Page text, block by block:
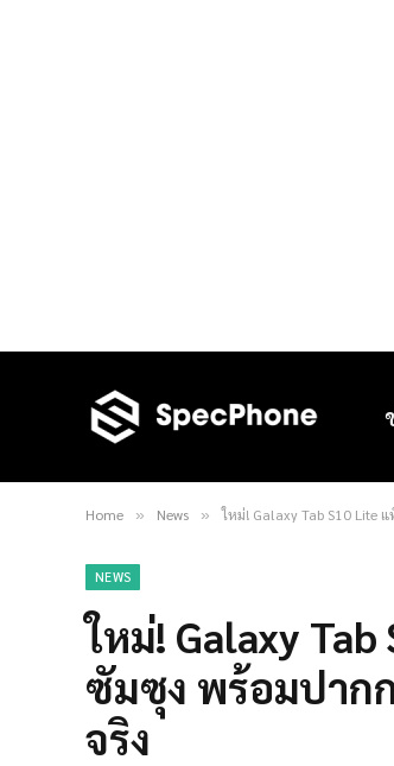
Home » News » ใหม่! Galaxy Tab S10 Lite
NEWS
ใหม่! Galaxy
ซัมซุง พร้อมปาก
จริง